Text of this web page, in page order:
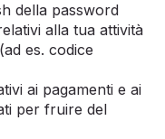
della password
alla tua attività
es. codice
ai pagamenti e ai
per fruire del